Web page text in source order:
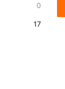
0
17